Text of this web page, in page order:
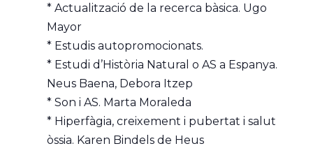
* Actualització de la recerca bàsica. Ugo
Mayor
* Estudis autopromocionats.
* Estudi d’Història Natural o AS a Espanya.
Neus Baena, Debora Itzep
* Son i AS. Marta Moraleda
* Hiperfàgia, creixement i pubertat i salut
òssia. Karen Bindels de Heus